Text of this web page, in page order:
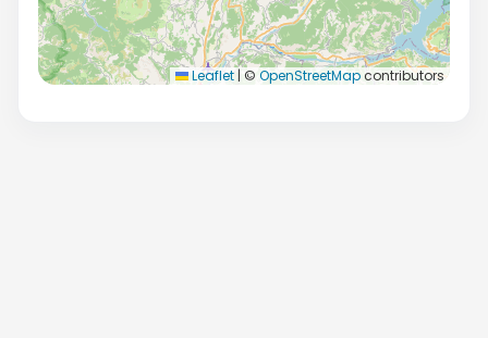
Leaflet | © OpenStreetMapcontributors